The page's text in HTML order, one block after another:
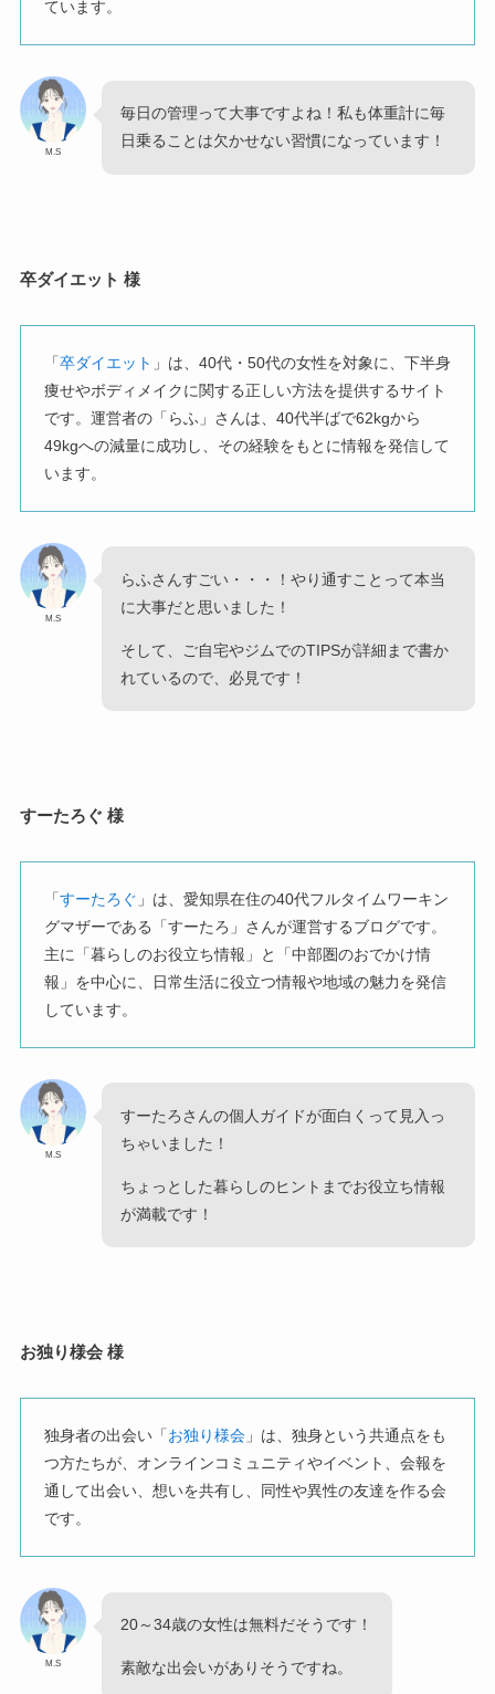
ています。
M.S
毎日の管理って大事ですよね！私も体重計に毎
日乗ることは欠かせない習慣になっています！
卒ダイエット 様
「卒ダイエット 」は、40代・50代の女性を対象に、下半身
痩せやボディメイクに関する正しい方法を提供するサイト
です。運営者の「らふ」さんは、40代半ばで62kgから
49kgへの減量に成功し、その経験をもとに情報を発信して
います。
M.S
らふさんすごい・・・！やり通すことって本当
に大事だと思いました！
そして、ご自宅やジムでのTIPSが詳細まで書か
れているので、必見です！
すーたろぐ 様
「すーたろぐ 」は、愛知県在住の40代フルタイムワーキン
グマザーである「すーたろ」さんが運営するブログです。
主に「暮らしのお役立ち情報」と「中部圏のおでかけ情
報」を中心に、日常生活に役立つ情報や地域の魅力を発信
しています。
M.S
すーたろさんの個人ガイドが面白くって見入っ
ちゃいました！
ちょっとした暮らしのヒントまでお役立ち情報
が満載です！
お独り様会 様
独身者の出会い「お独り様会」は、独身という共通点をも
つ方たちが、オンラインコミュニティやイベント、会報を
通して出会い、想いを共有し、同性や異性の友達を作る会
です。
M.S
20～34歳の女性は無料だそうです！
素敵な出会いがありそうですね。